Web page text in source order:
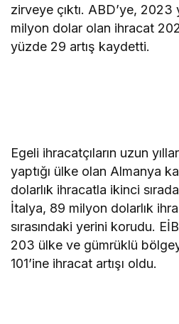
zirveye çıktı. ABD’ye, 2023
milyon dolar olan ihracat
yüzde 29 artış kaydetti.
Egeli ihracatçıların uzun
yaptığı ülke olan Almanya
dolarlık ihracatla ikinci
İtalya, 89 milyon dolarlık
sırasındaki yerini korudu.
203 ülke ve gümrüklü
101’ine ihracat artışı oldu.